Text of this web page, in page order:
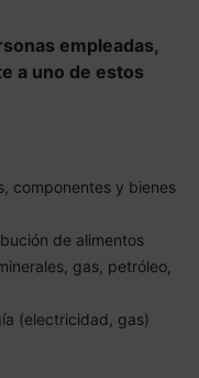
empleadas,
a uno de estos
componentes y bienes
de alimentos
gas, petróleo,
(electricidad, gas)